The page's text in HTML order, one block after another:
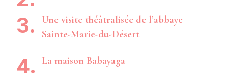
Une visite théâtralisée de l’abbaye
Sainte-Marie-du-Désert
La maison Babayaga